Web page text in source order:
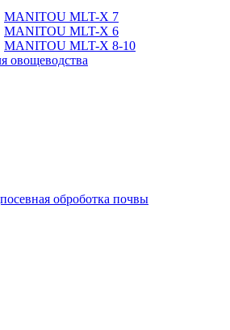
MANITOU MLT-X 7
MANITOU MLT-X 6
MANITOU MLT-X 8-10
овощеводства
оброботка почвы